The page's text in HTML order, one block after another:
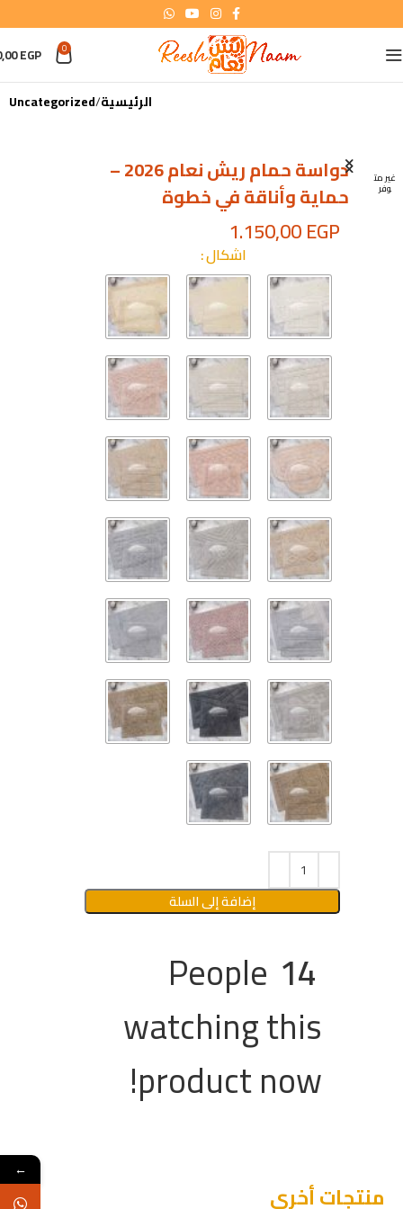
0
EGP
الرئيسية Uncategorized
غير مت
وفر
دواسة حمام ريش نعام 2026 –
حماية وأناقة في خطوة
1.150,00EGP
14
People
watching this
product now!
اشكال
إضافة إلى السلة
منتجات أخرى
←